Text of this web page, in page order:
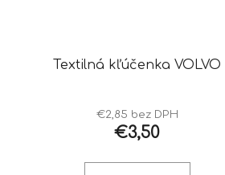
Textilná kľúčenka VOLVO
€2,85 bez DPH
€3,50